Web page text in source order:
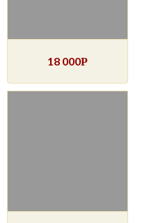
18 000Р